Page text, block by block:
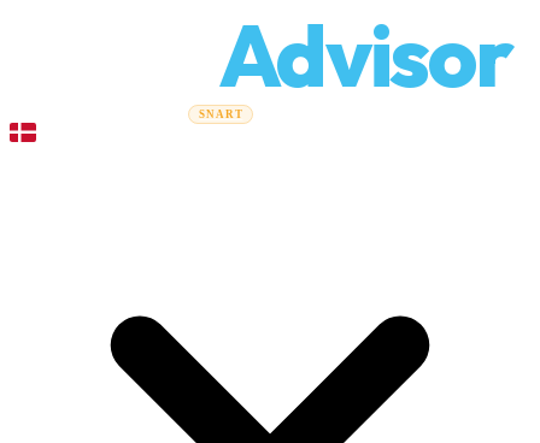
Advisor
Flyttefirmaer SNART